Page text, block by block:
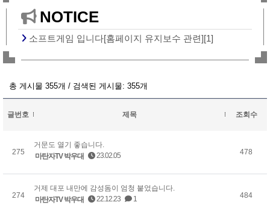
NOTICE
소프트게임 입니다[홈페이지 유지보수 관련][1]
총 게시물 355개 / 검색된 게시물: 355개
글번호 제목 조회수
275
거문도 열기 좋습니다.
마탄자TV 박우대
23.02.05 478
274
거제 대포 내만에 감성돔이 엄청 붙었습니다.
마탄자TV 박우대
22.12.23 1 484